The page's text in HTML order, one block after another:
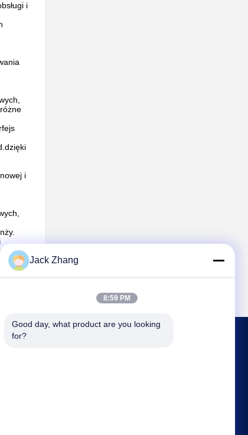
i
i
Jack Zhang
8:59 PM
Good day, what product are you looking
for?